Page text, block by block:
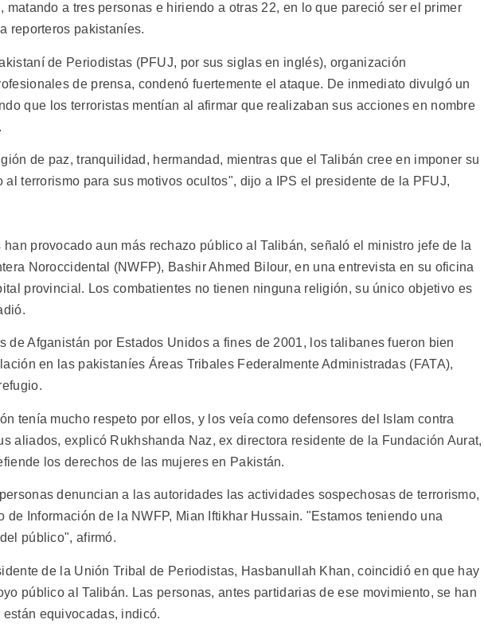
matando a tres personas e hiriendo a otras 22, en lo que pareció ser el primer
reporteros pakistaníes.
de Periodistas (PFUJ, por sus siglas en inglés), organización
de prensa, condenó fuertemente el ataque. De inmediato divulgó un
que los terroristas mentían al afirmar que realizaban sus acciones en nombre
de paz, tranquilidad, hermandad, mientras que el Talibán cree en imponer su
al terrorismo para sus motivos ocultos", dijo a IPS el presidente de la PFUJ,
han provocado aun más rechazo público al Talibán, señaló el ministro jefe de la
Noroccidental (NWFP), Bashir Ahmed Bilour, en una entrevista en su oficina
provincial. Los combatientes no tienen ninguna religión, su único objetivo es
de Afganistán por Estados Unidos a fines de 2001, los talibanes fueron bien
en las pakistaníes Áreas Tribales Federalmente Administradas (FATA),
tenía mucho respeto por ellos, y los veía como defensores del Islam contra
aliados, explicó Rukhshanda Naz, ex directora residente de la Fundación Aurat,
los derechos de las mujeres en Pakistán.
denuncian a las autoridades las actividades sospechosas de terrorismo,
de Información de la NWFP, Mian Iftikhar Hussain. "Estamos teniendo una
público", afirmó.
de la Unión Tribal de Periodistas, Hasbanullah Khan, coincidió en que hay
público al Talibán. Las personas, antes partidarias de ese movimiento, se han
equivocadas, indicó.